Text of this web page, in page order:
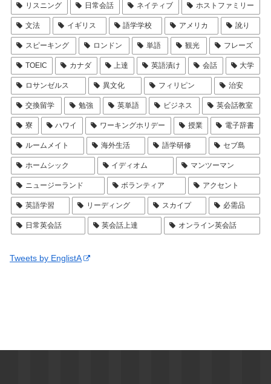
リスニング 日常会話 ネイティブ ホストファミリー
文法 イギリス 語学学校 アメリカ 訛り
スピーキング ロンドン 単語 観光 フレーズ
TOEIC カナダ 上達 英語漬け 会話 大学
ロサンゼルス 異文化 フィリピン 治安
交換留学 勉強 英単語 ビジネス 英会話教室
寮 ハワイ ワーキングホリデー 授業 電子辞書
ルームメイト 海外生活 語学研修 セブ島
ホームシック イディオム マンツーマン
ニュージーランド ボランティア アクセント
英語学習 リーディング スカイプ 必需品
日常英会話 英会話上達 オンライン英会話
Tweets by EnglistA